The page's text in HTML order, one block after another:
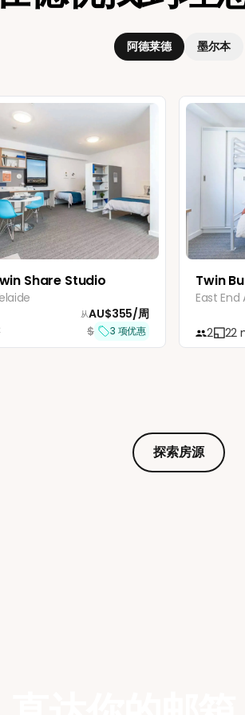
阿德莱德 墨尔本
Share Studio
从AU$355/周
$
3 项优惠
Twin
East End
2 22
探索房源